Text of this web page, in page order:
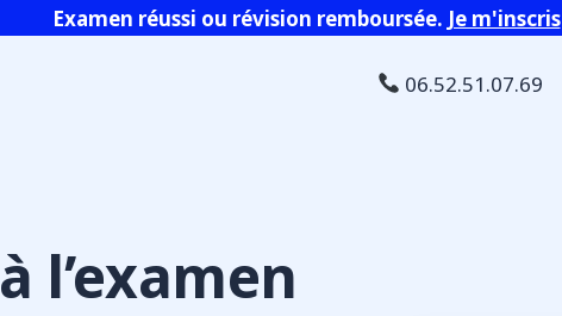
Examen réussi ou révision remboursée. Je m'inscris
06.52.51.07.69
à l’examen